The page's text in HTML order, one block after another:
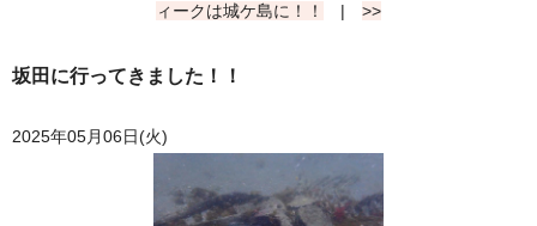
ィークは城ケ島に！！
| >>
坂田に行ってきました！！
2025年05月06日(火)